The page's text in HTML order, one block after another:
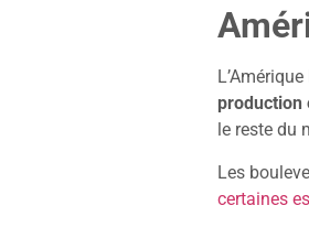
production
le reste du
Les
certaines